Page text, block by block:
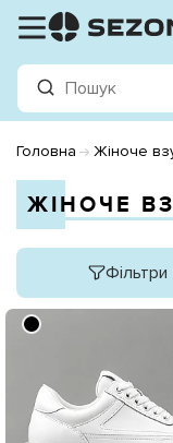
Головна Жіноче
ЖІНОЧЕ
Фільтри